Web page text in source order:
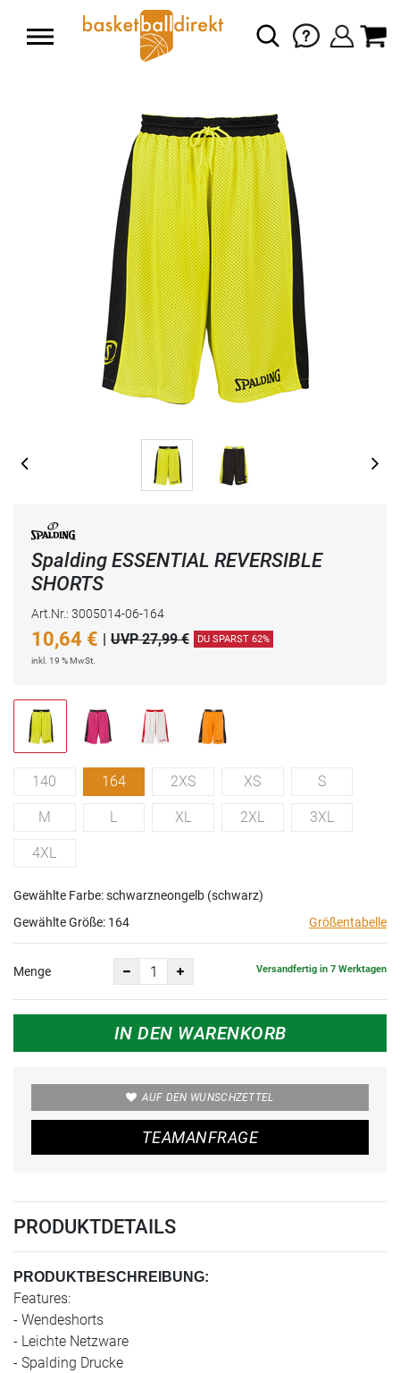
Spalding ESSENTIAL REVERSIBLE
SHORTS
Art.Nr.: 3005014-06-164
10,64 € | UVP 27,99 € DU SPARST 62%
inkl. 19 % MwSt.
140 164 2XS XS S
M L XL 2XL 3XL
4XL
Gewählte Farbe: schwarzneongelb (schwarz)
Gewählte Größe: 164 Größentabelle
Menge Versandfertig in 7 Werktagen
IN DEN WARENKORB
AUF DEN WUNSCHZETTEL
TEAMANFRAGE
PRODUKTDETAILS
PRODUKTBESCHREIBUNG:
Features:
- Wendeshorts
- Leichte Netzware
- Spalding Drucke